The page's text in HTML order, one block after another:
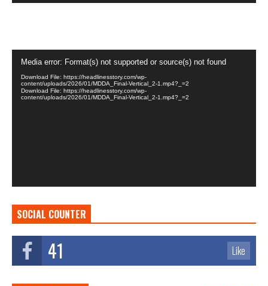
Player
Media error: Format(s) not supported or source(s) not found
Download File: https://headlinesstory.com/wp-
content/uploads/2026/01/MDDA_Final-Vertical_2-1.mp4?_=2
Download File: https://headlinesstory.com/wp-
content/uploads/2026/01/MDDA_Final-Vertical_2-1.mp4?_=2
SOCIAL COUNTER
41 Like